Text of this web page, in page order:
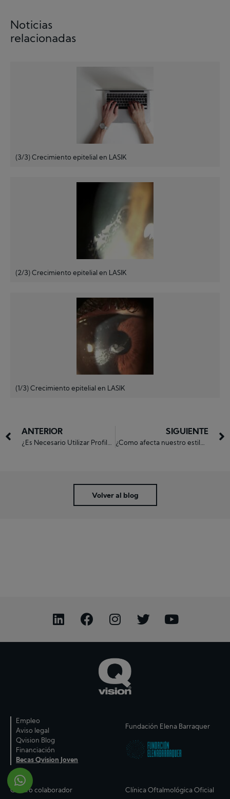
Noticias
relacionadas
(3/3) Crecimiento epitelial en LASIK
(2/3) Crecimiento epitelial en LASIK
(1/3) Crecimiento epitelial en LASIK
ANTERIOR
¿Es Necesario Utilizar Profilaxis Antibiótica en Inyecciones Intravítreas?
SIGUIENTE
¿Como afecta nuestro estilo de vida en el Glaucoma?
Volver al blog
Empleo
Aviso legal
Qvision Blog
Financiación
Becas Qvision Joven
Fundación Elena Barraquer
Centro colaborador Clínica Oftalmológica Oficial
Dirección de correo electrónico
ypolitica de
Mensaje